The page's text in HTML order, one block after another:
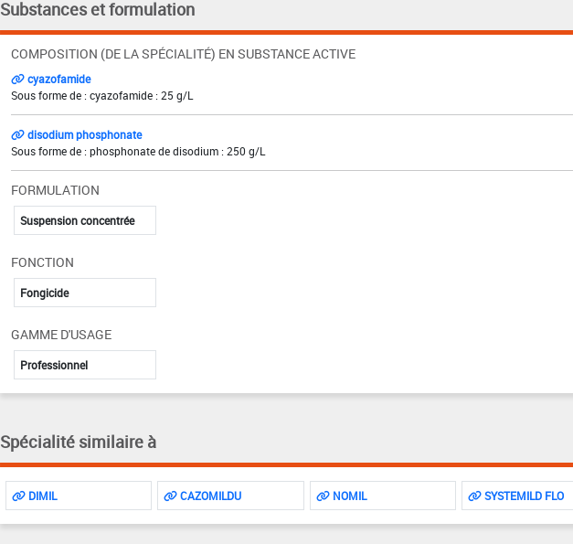
Substances et formulation
COMPOSITION (DE LA SPÉCIALITÉ) EN SUBSTANCE ACTIVE
cyazofamide
Sous forme de : cyazofamide : 25 g/L
disodium phosphonate
Sous forme de : phosphonate de disodium : 250 g/L
FORMULATION
Suspension concentrée
FONCTION
Fongicide
GAMME D'USAGE
Professionnel
Spécialité similaire à
DIMIL CAZOMILDU NOMIL SYSTEMILD FLO